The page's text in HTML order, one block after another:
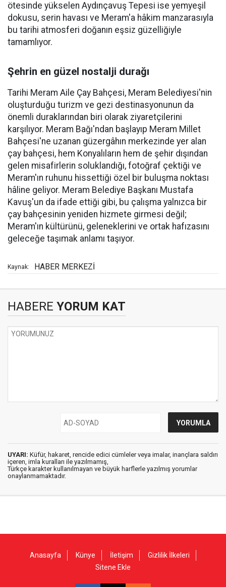
ötesinde yükselen Aydınçavuş Tepesi ise yemyeşil
dokusu, serin havası ve Meram'a hâkim manzarasıyla
bu tarihi atmosferi doğanın eşsiz güzelliğiyle
tamamlıyor.
Şehrin en güzel nostalji durağı
Tarihi Meram Aile Çay Bahçesi, Meram Belediyesi'nin
oluşturduğu turizm ve gezi destinasyonunun da
önemli duraklarından biri olarak ziyaretçilerini
karşılıyor. Meram Bağı'ndan başlayıp Meram Millet
Bahçesi'ne uzanan güzergâhın merkezinde yer alan
çay bahçesi, hem Konyalıların hem de şehir dışından
gelen misafirlerin soluklandığı, fotoğraf çektiği ve
Meram'ın ruhunu hissettiği özel bir buluşma noktası
hâline geliyor. Meram Belediye Başkanı Mustafa
Kavuş'un da ifade ettiği gibi, bu çalışma yalnızca bir
çay bahçesinin yeniden hizmete girmesi değil;
Meram'ın kültürünü, geleneklerini ve ortak hafızasını
geleceğe taşımak anlamı taşıyor.
Kaynak: HABER MERKEZİ
HABERE YORUM KAT
UYARI: Küfür, hakaret, rencide edici cümleler veya imalar, inançlara saldırı
içeren, imla kuralları ile yazılmamış,
Türkçe karakter kullanılmayan ve büyük harflerle yazılmış yorumlar
onaylanmamaktadır.
Anasayfa Künye İletişim
Gizlilik İlkeleri
Sitene Ekle